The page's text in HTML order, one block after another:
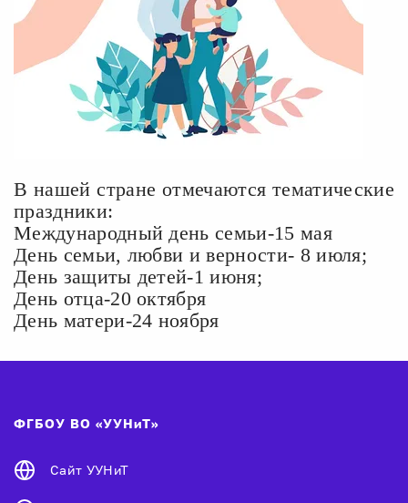
В нашей стране отмечаются тематические
праздники:
Международный день семьи-15 мая
День семьи, любви и верности- 8 июля;
День защиты детей-1 июня;
День отца-20 октября
День матери-24 ноября
ФГБОУ ВО «УУНиТ»
Сайт УУНиТ